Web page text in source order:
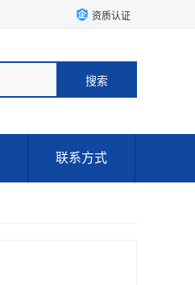
资质认证
联系方式